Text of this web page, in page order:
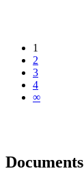
1
2
3
4
∞
Documents